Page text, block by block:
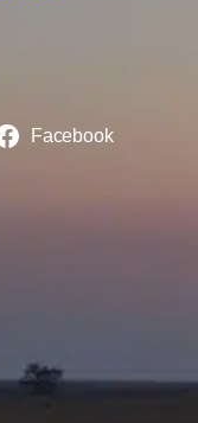
Facebook